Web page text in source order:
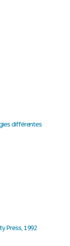
différentes
Press, 1992